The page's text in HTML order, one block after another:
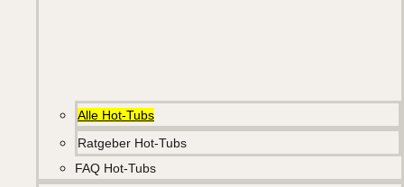
Alle Hot-Tubs
Ratgeber Hot-Tubs
FAQ Hot-Tubs